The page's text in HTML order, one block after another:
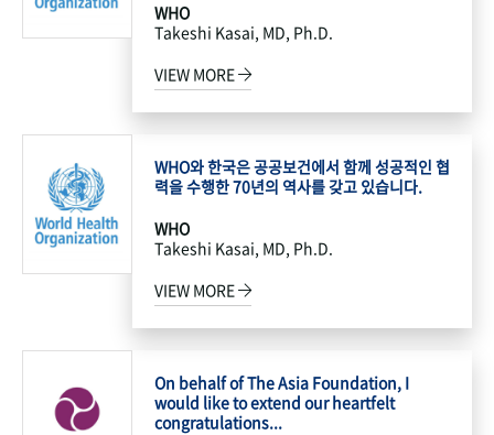
WHO
Takeshi Kasai, MD, Ph.D.
VIEW MORE
WHO와 한국은 공공보건에서 함께 성공적인 협
력을 수행한 70년의 역사를 갖고 있습니다.
WHO
Takeshi Kasai, MD, Ph.D.
VIEW MORE
On behalf of The Asia Foundation, I
would like to extend our heartfelt
congratulations...